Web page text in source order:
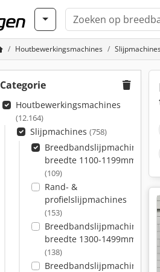
Houtbewerkingsmachines
Categorie
Houtbewerkingsmachines
(12.164)
Slijpmachines (758)
Breedbandslijpmachine
breedte 1100-1199mm
(109)
Rand- &
profielslijpmachines
(153)
Breedbandslijpmachine
breedte 1300-1499mm
(138)
Breedbandslijpmachine